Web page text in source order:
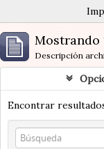
Mostrando
Descripción
Encontrar